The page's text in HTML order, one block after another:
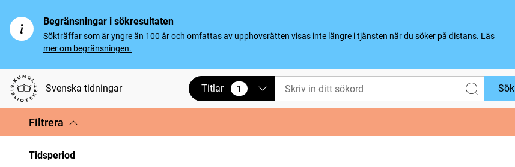
Begränsningar i sökresultaten
Sökträffar som är yngre än 100 år och omfattas av upphovsrätten visas inte längre i tjänsten när du söker på distans. Läs
mer om begränsningen.
Svenska tidningar Titlar 1
vald Sök
Filtrera
Tidsperiod